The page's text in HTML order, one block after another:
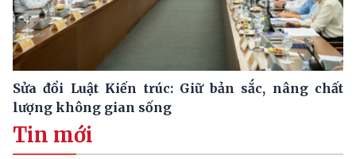
Sửa đổi Luật Kiến trúc: Giữ bản sắc, nâng chất
lượng không gian sống
Tin mới